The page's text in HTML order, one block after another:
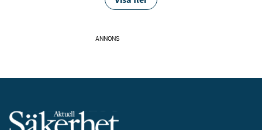
ANNONS